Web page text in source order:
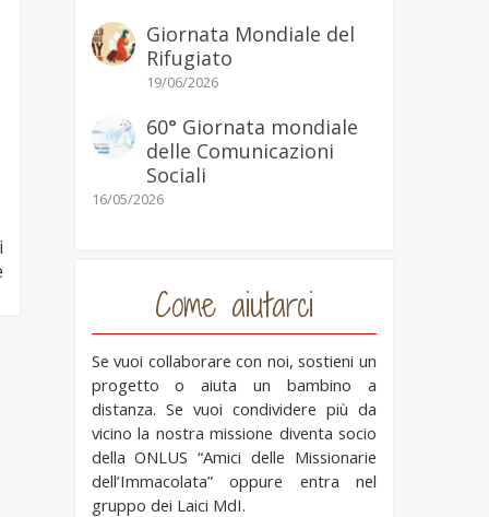
Giornata Mondiale del
Rifugiato
19/06/2026
60° Giornata mondiale
delle Comunicazioni
Sociali
16/05/2026
Come aiutarci
Se vuoi collaborare con noi, sostieni un
progetto o aiuta un bambino a
distanza. Se vuoi condividere più da
vicino la nostra missione diventa socio
della ONLUS “Amici delle Missionarie
dell’Immacolata” oppure entra nel
gruppo dei Laici MdI.